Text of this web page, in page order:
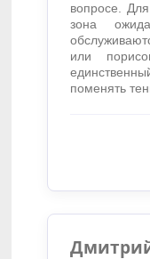
вопросе.
зона
или
поменять